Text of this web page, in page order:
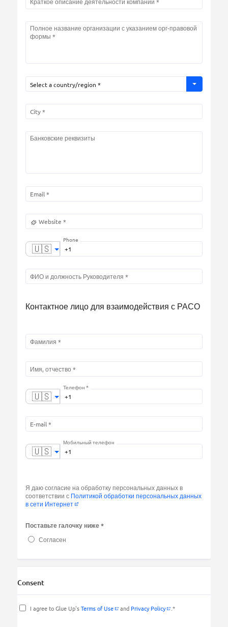
🇺🇸
Phone
Контактное лицо для взаимодействия с РАСО
🇺🇸
Телефон *
🇺🇸
Мобильный телефон
Я даю согласие на обработку персональных данных в
соответствии с Политикой обработки персональных данных
в сети Интернет
Поставьте галочку ниже *
Согласен
Consent
I agree to Glue Up'sTerms of Use and Privacy Policy .*